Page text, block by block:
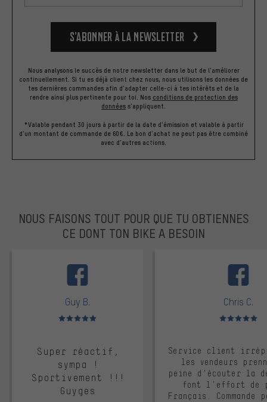
S’abonner à la newsletter
Nous analysons le succès de notre newsletter dans le but de l'améliorer
continuellement. Si tu es déjà client chez nous, nous utilisons les données de
tes dernières commandes afin d'adapter celle-ci à tes intérêts et de la
rendre ainsi plus pertinente pour toi. Nos conditions de protection des
données s'appliquent.
*Valable pendant 30 jours à partir de la date d'émission et valable à partir
d'un montant de commande de 60€. Le bon d'achat ne peut pas être combiné
avec d'autres actions.
NOUS FAISONS TOUT POUR QUE TU OBTIENNES
CE DONT TON BIKE A BESOIN
Guy B.
Note moyenne : 5 sur 5
Super réactif,
sympa !
Sportivement !!!
Guyges
Chris C.
Note moyenne :
Service client
les vendeurs
peine d'écouter la
font l'effort de
Français. Commande